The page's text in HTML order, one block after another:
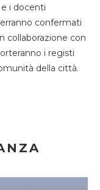
i docenti
confermati
collaborazione con
i registi
della città.